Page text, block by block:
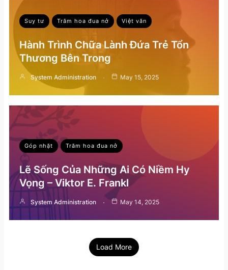
Suy tư Trăm hoa đua nở Việt văn
Hành Trình Chữa Lành Đứa Trẻ Tổn
Thương Bên Trong
System Administration May 15, 2025
Góp nhặt Trăm hoa đua nở
Lẽ Sống Của Những Ai Có Niềm Hy
Vọng – Viktor E. Frankl
System Administration May 14, 2025
Load More